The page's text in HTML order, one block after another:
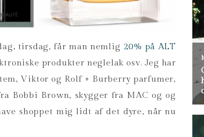
tirsdag, får man nemlig 20% på ALT
produkter neglelak osv. Jeg har
Viktor og Rolf + Burberry parfumer,
Bobbi Brown, skygger fra MAC og og
shoppet mig lidt af det dyre, når nu